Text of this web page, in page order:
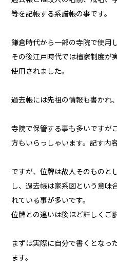
等を記帳する系譜帳の事です。
鎌倉時代から一部の寺院で使用
その後江戸時代では檀家制度が
使用されました。
過去帳には先祖の情報も書かれ
寺院で保管する事も多いですが
方もいらっしゃいます。記す内
ですが、位牌は故人そのものと
し、過去帳は家系図という意味
れている事が多いです。
位牌との違いは後ほど詳しくご
まずは実際に自分で書くとなっ
ます。